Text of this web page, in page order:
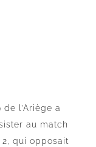
l’Ariège a
au match
qui opposait